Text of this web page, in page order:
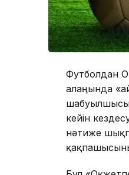
Футболдан
алаңында
шабуылшысы
кейін
нәтиже